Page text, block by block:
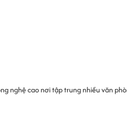
2000 nhân viên văn phòng
nghệ cao nơi tập trung nhiều văn